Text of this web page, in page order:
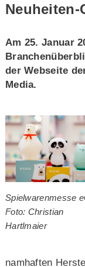
Am 25. Januar
der Webseite
Media.
Spielwarenmesse
Foto: Christian
Hartlmaier
namhaften